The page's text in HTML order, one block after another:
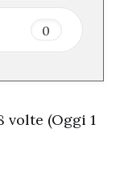
0
volte (Oggi 1